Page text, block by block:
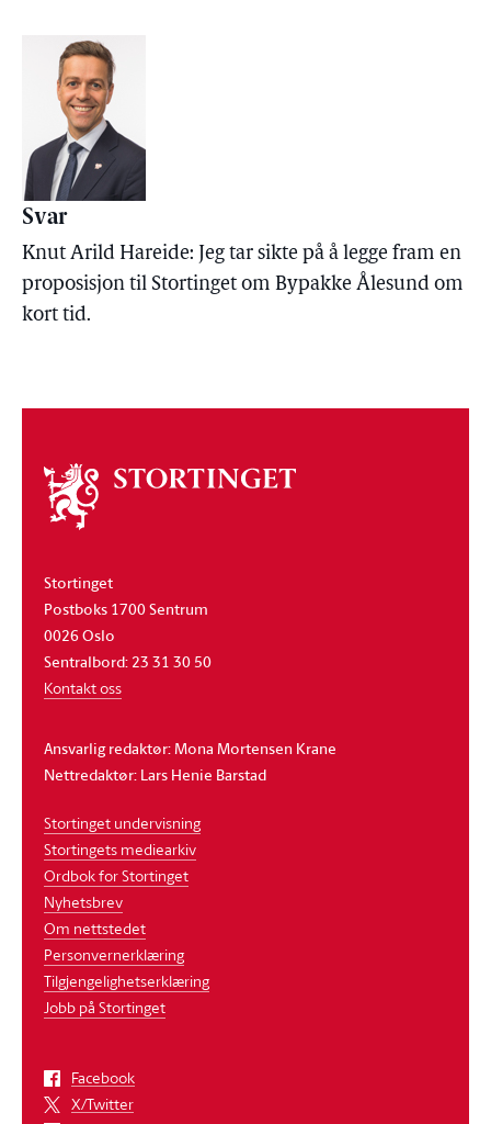
Svar
Knut Arild Hareide: Jeg tar sikte på å legge fram en
proposisjon til Stortinget om Bypakke Ålesund om
kort tid.
Om
stortinget
Stortinget
Postboks 1700 Sentrum
0026 Oslo
Sentralbord: 23 31 30 50
Kontakt oss
Ansvarlig redaktør: Mona Mortensen Krane
Nettredaktør: Lars Henie Barstad
Stortinget undervisning
Stortingets mediearkiv
Ordbok for Stortinget
Nyhetsbrev
Om nettstedet
Personvernerklæring
Tilgjengelighetserklæring
Jobb på Stortinget
Facebook
X/Twitter